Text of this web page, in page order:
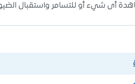
أى شيء أو للتسامر واستقبال